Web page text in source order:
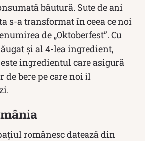
băutură. Sute de ani
s-a transformat în ceea ce noi
de „Oktoberfest”. Cu
și al 4-lea ingredient,
este ingredientul care asigură
bere pe care noi îl
românesc datează din